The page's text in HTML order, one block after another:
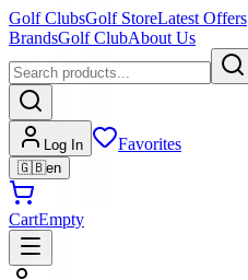
Golf ClubsGolf StoreLatest Offers
BrandsGolf ClubAbout Us
Log In Favorites
🇬🇧en
CartEmpty